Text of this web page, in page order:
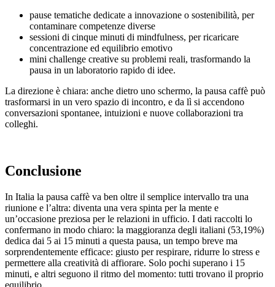
pause tematiche dedicate a innovazione o sostenibilità, per
contaminare competenze diverse
sessioni di cinque minuti di mindfulness, per ricaricare
concentrazione ed equilibrio emotivo
mini challenge creative su problemi reali, trasformando la
pausa in un laboratorio rapido di idee.
La direzione è chiara: anche dietro uno schermo, la pausa caffè può
trasformarsi in un vero spazio di incontro, e da lì si accendono
conversazioni spontanee, intuizioni e nuove collaborazioni tra
colleghi.
Conclusione
In Italia la pausa caffè va ben oltre il semplice intervallo tra una
riunione e l’altra: diventa una vera spinta per la mente e
un’occasione preziosa per le relazioni in ufficio. I dati raccolti lo
confermano in modo chiaro: la maggioranza degli italiani (53,19%)
dedica dai 5 ai 15 minuti a questa pausa, un tempo breve ma
sorprendentemente efficace: giusto per respirare, ridurre lo stress e
permettere alla creatività di affiorare. Solo pochi superano i 15
minuti, e altri seguono il ritmo del momento: tutti trovano il proprio
equilibrio.